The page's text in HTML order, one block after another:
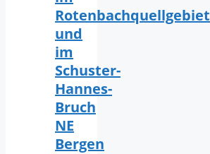
Rotenbachquellgebiet
und
im
Schuster-
Hannes-
Bruch
NE
Bergen